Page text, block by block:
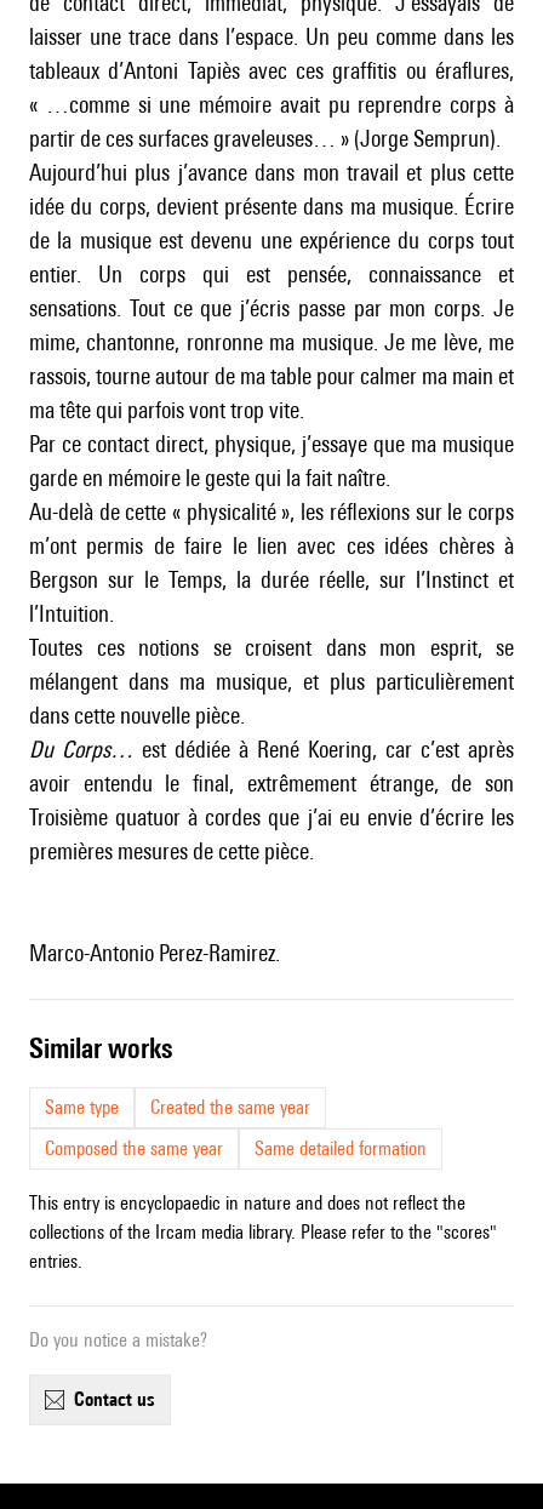
laisser une trace dans l’espace. Un peu comme dans les
tableaux d’Antoni Tapiès avec ces graffitis ou éraflures,
« …comme si une mémoire avait pu reprendre corps à
partir de ces surfaces graveleuses… » (Jorge Semprun).
Aujourd’hui plus j’avance dans mon travail et plus cette
idée du corps, devient présente dans ma musique. Écrire
de la musique est devenu une expérience du corps tout
entier. Un corps qui est pensée, connaissance et
sensations. Tout ce que j’écris passe par mon corps. Je
mime, chantonne, ronronne ma musique. Je me lève, me
rassois, tourne autour de ma table pour calmer ma main et
ma tête qui parfois vont trop vite.
Par ce contact direct, physique, j’essaye que ma musique
garde en mémoire le geste qui la fait naître.
Au-delà de cette « physicalité », les réflexions sur le corps
m’ont permis de faire le lien avec ces idées chères à
Bergson sur le Temps, la durée réelle, sur l’Instinct et
l’Intuition.
Toutes ces notions se croisent dans mon esprit, se
mélangent dans ma musique, et plus particulièrement
dans cette nouvelle pièce.
Du Corps… est dédiée à René Koering, car c’est après
avoir entendu le final, extrêmement étrange, de son
Troisième quatuor à cordes que j’ai eu envie d’écrire les
premières mesures de cette pièce.
Marco-Antonio Perez-Ramirez.
similar works
Same type
Created the same year
Composed the same year
Same detailed formation
This entry is encyclopaedic in nature and does not reflect the
collections of the Ircam media library. Please refer to the "scores"
entries.
Do you notice a mistake?
contact us